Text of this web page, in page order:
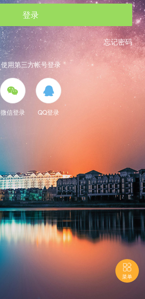
登录
忘记密码
使用第三方帐号登录

微信登录

QQ登录

菜单